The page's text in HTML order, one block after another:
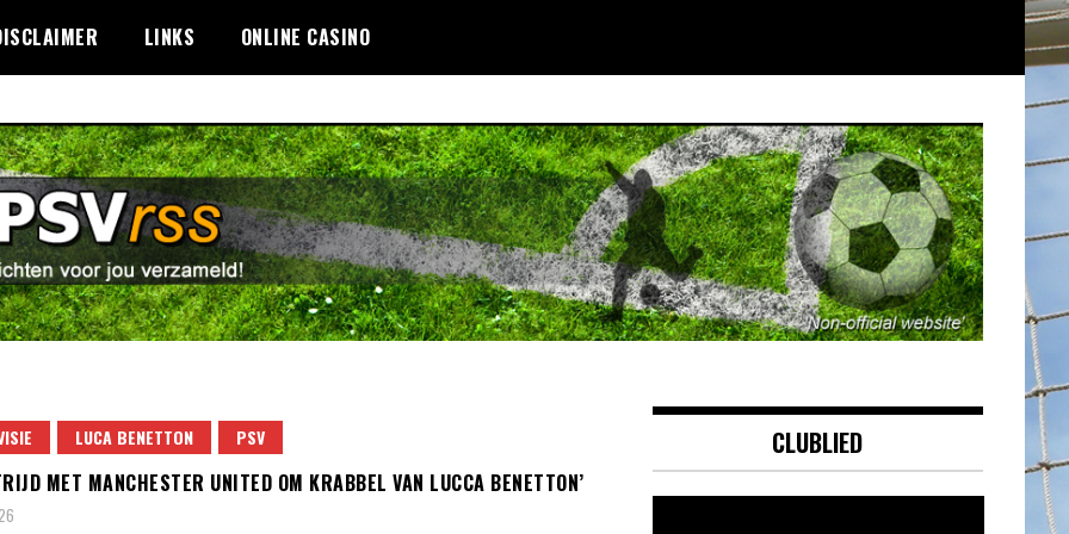
LINKS ONLINE CASINO
LUCA BENETTON PSV
MET MANCHESTER UNITED OM KRABBEL VAN LUCCA BENETTON’
CLUBLIED